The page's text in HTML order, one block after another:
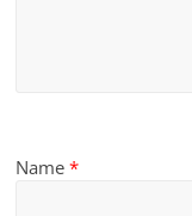
Name*